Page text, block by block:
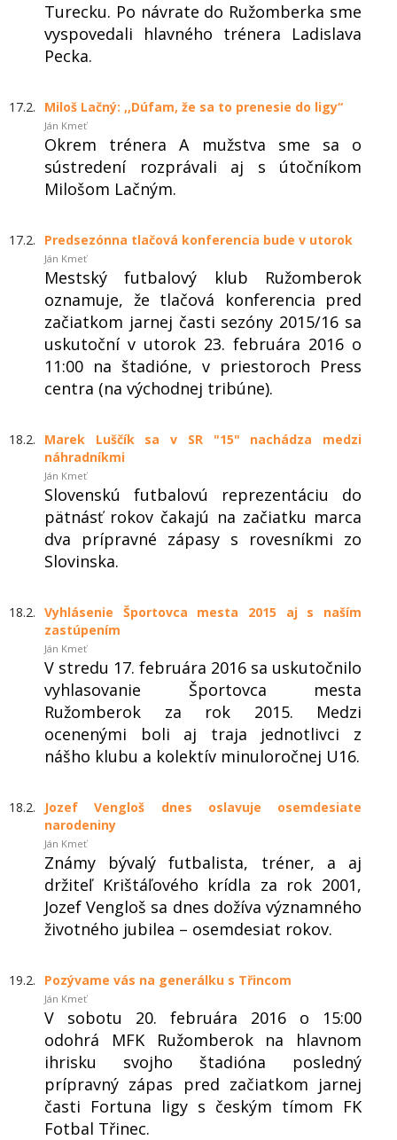
Turecku. Po návrate do Ružomberka sme
vyspovedali hlavného trénera Ladislava
Pecka.
17.2. Miloš Lačný: ,,Dúfam, že sa to prenesie do ligy“
Ján Kmeť
Okrem trénera A mužstva sme sa o
sústredení rozprávali aj s útočníkom
Milošom Lačným.
17.2. Predsezónna tlačová konferencia bude v utorok
Ján Kmeť
Mestský futbalový klub Ružomberok
oznamuje, že tlačová konferencia pred
začiatkom jarnej časti sezóny 2015/16 sa
uskutoční v utorok 23. februára 2016 o
11:00 na štadióne, v priestoroch Press
centra (na východnej tribúne).
18.2.
Marek Luščík sa v SR "15" nachádza medzi
náhradníkmi
Ján Kmeť
Slovenskú futbalovú reprezentáciu do
pätnásť rokov čakajú na začiatku marca
dva prípravné zápasy s rovesníkmi zo
Slovinska.
18.2. Vyhlásenie Športovca mesta 2015 aj s naším
zastúpením
Ján Kmeť
V stredu 17. februára 2016 sa uskutočnilo
vyhlasovanie Športovca mesta
Ružomberok za rok 2015. Medzi
ocenenými boli aj traja jednotlivci z
nášho klubu a kolektív minuloročnej U16.
18.2.
Jozef Vengloš dnes oslavuje osemdesiate
narodeniny
Ján Kmeť
Známy bývalý futbalista, tréner, a aj
držiteľ Krištáľového krídla za rok 2001,
Jozef Vengloš sa dnes dožíva významného
životného jubilea – osemdesiat rokov.
19.2. Pozývame vás na generálku s Třincom
Ján Kmeť
V sobotu 20. februára 2016 o 15:00
odohrá MFK Ružomberok na hlavnom
ihrisku svojho štadióna posledný
prípravný zápas pred začiatkom jarnej
časti Fortuna ligy s českým tímom FK
Fotbal Třinec.